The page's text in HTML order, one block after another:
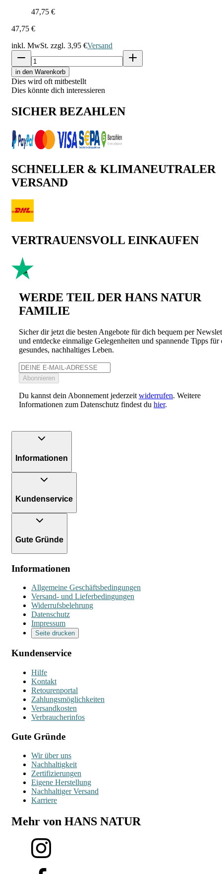
47,75 €
47,75 €
inkl. MwSt. zzgl. 3,95 €Versand
in den Warenkorb
Dies wird oft mitbestellt
Dies könnte dich interessieren
SICHER BEZAHLEN
SCHNELLER & KLIMANEUTRALER
VERSAND
VERTRAUENSVOLL EINKAUFEN
WERDE TEIL DER HANS NATUR
FAMILIE
Sicher dir jetzt die besten Angebote für dich bequem per
und entdecke einmalige Gelegenheiten und spannende Tipps für
gesundes, nachhaltiges Leben.
Abonnieren
Du kannst dein Abonnement jederzeit widerrufen. Weitere
Informationen zum Datenschutz findest du hier.
Informationen
Kundenservice
Gute Gründe
Informationen
Allgemeine Geschäftsbedingungen
Versand- und Lieferbedingungen
Widerrufsbelehrung
Datenschutz
Impressum
Seite drucken
Kundenservice
Hilfe
Kontakt
Retourenportal
Zahlungsmöglichkeiten
Versandkosten
Verbraucherinfos
Gute Gründe
Wir über uns
Nachhaltigkeit
Zertifizierungen
Eigene Herstellung
Nachhaltiger Versand
Karriere
Mehr von HANS NATUR